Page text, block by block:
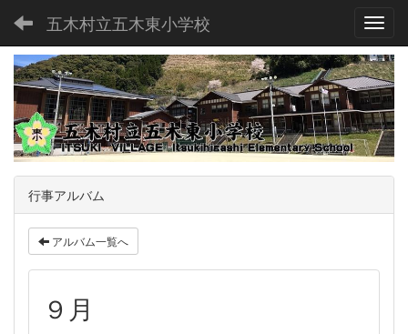
五木村立五木東小学校
行事アルバム
アルバム一覧へ
９月